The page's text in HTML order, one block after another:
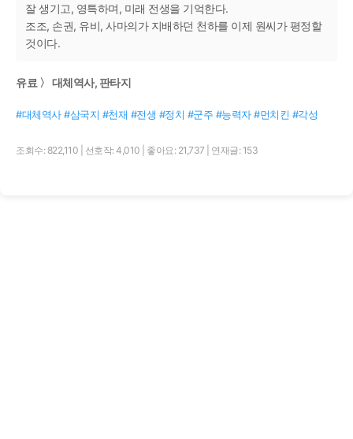
잘 생기고, 영특하며, 미래 전생을 기억한다.
조조, 손권, 유비, 사마의가 지배하던 천하를 이제 원씨가 평정할
것이다.
유료 〉 대체역사, 판타지
#대체역사 #삼국지 #천재 #전생 #정치 #군주 #능력자 #먼치킨 #각성
조회수: 822,110 선호작: 4,010 좋아요: 21,737 연재글: 153